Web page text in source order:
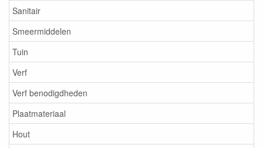
Sanitair
Smeermiddelen
Tuin
Verf
Verf benodigdheden
Plaatmateriaal
Hout